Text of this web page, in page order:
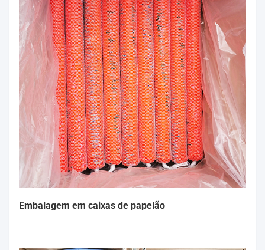
Embalagem em caixas de papelão